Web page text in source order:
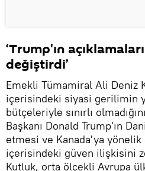
‘Trump'ın
değiştirdi’
Emekli Tümamiral Ali Deniz
içerisindeki siyasi gerilimin
bütçeleriyle sınırlı
Başkanı Donald Trump'ın
etmesi ve Kanada'ya yönelik
içerisindeki güven ilişkisini
Kutluk, orta ölçekli Avrupa